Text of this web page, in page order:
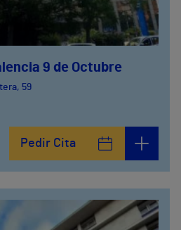
9 de Octubre
59
Pedir Cita